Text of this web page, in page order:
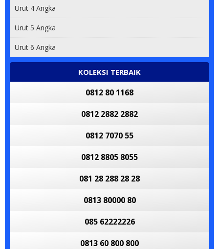
Urut 4 Angka
Urut 5 Angka
Urut 6 Angka
KOLEKSI TERBAIK
0812 80 1168
0812 2882 2882
0812 7070 55
0812 8805 8055
081 28 288 28 28
0813 80000 80
085 62222226
0813 60 800 800